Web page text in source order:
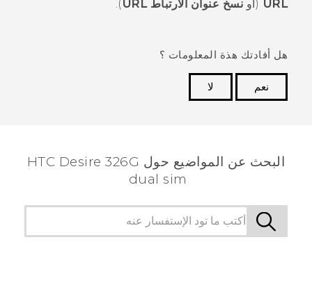
URL (أو نسخ عنوان الارتباط URL ).
هل أفادتك هذة المعلومات ؟
نعم
لا
البحث عن المواضيع حول HTC Desire 326G
dual sim